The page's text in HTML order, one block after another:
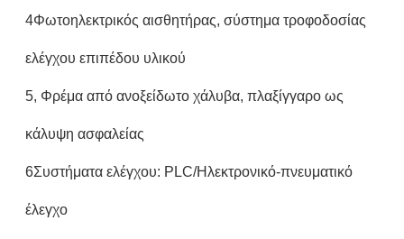
4Φωτοηλεκτρικός αισθητήρας, σύστημα τροφοδοσίας
ελέγχου επιπέδου υλικού
5, Φρέμα από ανοξείδωτο χάλυβα, πλαξίγγαρο ως
κάλυψη ασφαλείας
6Συστήματα ελέγχου: PLC/Ηλεκτρονικό-πνευματικό
έλεγχο